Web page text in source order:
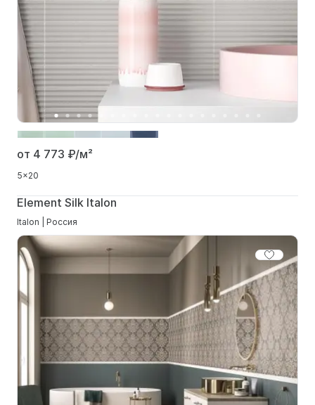
от 4 773 ₽/м²
5x20
Element Silk Italon
Italon | Россия